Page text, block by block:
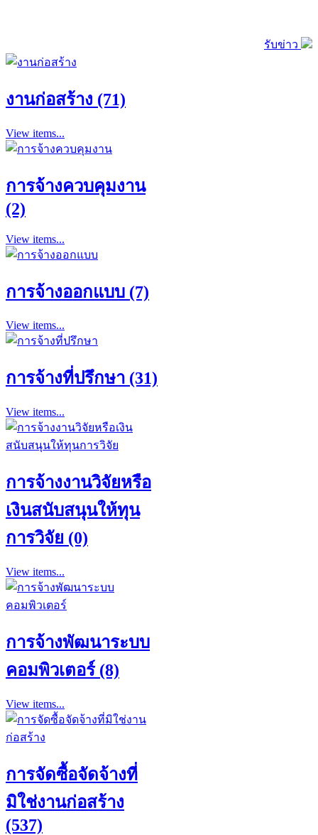
รับข่าว
งานก่อสร้าง (71)
View items...
การจ้างควบคุมงาน
(2)
View items...
การจ้างออกแบบ (7)
View items...
การจ้างที่ปรึกษา (31)
View items...
การจ้างงานวิจัยหรือ
เงินสนับสนุนให้ทุน
การวิจัย (0)
View items...
การจ้างพัฒนาระบบ
คอมพิวเตอร์ (8)
View items...
การจัดซื้อจัดจ้างที่
มิใช่งานก่อสร้าง
(537)